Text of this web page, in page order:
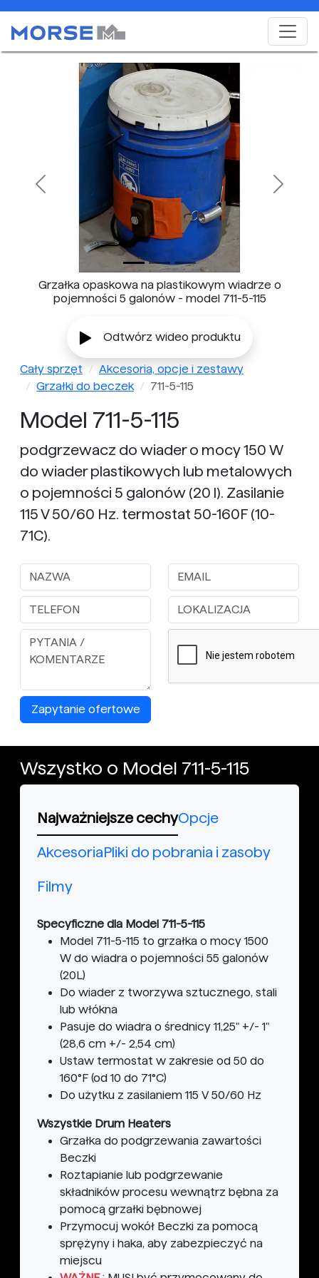
Grzałka opaskowa na plastikowym wiadrze o
pojemności 5 galonów - model 711-5-115
Previous Next
Odtwórz wideo produktu
Cały sprzęt
Akcesoria, opcje i zestawy
Grzałki do beczek
711-5-115
Model 711-5-115
podgrzewacz do wiader o mocy 150 W
do wiader plastikowych lub metalowych
o pojemności 5 galonów (20 l). Zasilanie
115 V 50/60 Hz. termostat 50-160F (10-
71C).
Zapytanie ofertowe
Wszystko o Model 711-5-115
Najważniejsze cechyOpcje
AkcesoriaPliki do pobrania i zasoby
Filmy
Specyficzne dla Model 711-5-115
Model 711-5-115 to grzałka o mocy 1500
W do wiadra o pojemności 55 galonów
(20L)
Do wiader z tworzywa sztucznego, stali
lub włókna
Pasuje do wiadra o średnicy 11,25" +/- 1"
(28,6 cm +/- 2,54 cm)
Ustaw termostat w zakresie od 50 do
160°F (od 10 do 71°C)
Do użytku z zasilaniem 115 V 50/60 Hz
Wszystkie Drum Heaters
Grzałka do podgrzewania zawartości
Beczki
Roztapianie lub podgrzewanie
składników procesu wewnątrz bębna za
pomocą grzałki bębnowej
Przymocuj wokół Beczki za pomocą
sprężyny i haka, aby zabezpieczyć na
miejscu